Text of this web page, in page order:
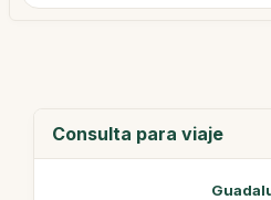
Consulta para viaje